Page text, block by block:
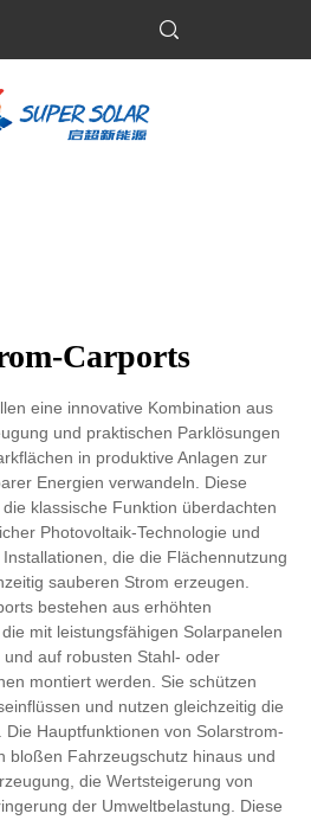
Carports
eine innovative Kombination aus
und praktischen Parklösungen
in produktive Anlagen zur
Energien verwandeln. Diese
klassische Funktion überdachten
Photovoltaik-Technologie und
die die Flächennutzung
sauberen Strom erzeugen.
bestehen aus erhöhten
mit leistungsfähigen Solarpanelen
auf robusten Stahl- oder
montiert werden. Sie schützen
und nutzen gleichzeitig die
Hauptfunktionen von Solarstrom-
bloßen Fahrzeugschutz hinaus und
die Wertsteigerung von
der Umweltbelastung. Diese